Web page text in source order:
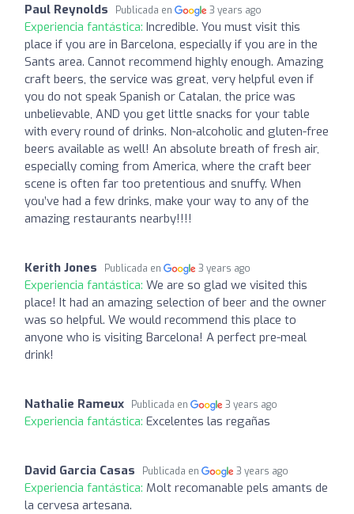
Paul Reynolds Publicada en 3 years ago
Experiencia fantástica: Incredible. You must visit this
place if you are in Barcelona, especially if you are in the
Sants area. Cannot recommend highly enough. Amazing
craft beers, the service was great, very helpful even if
you do not speak Spanish or Catalan, the price was
unbelievable, AND you get little snacks for your table
with every round of drinks. Non-alcoholic and gluten-free
beers available as well! An absolute breath of fresh air,
especially coming from America, where the craft beer
scene is often far too pretentious and snuffy. When
you’ve had a few drinks, make your way to any of the
amazing restaurants nearby!!!!
Kerith Jones Publicada en 3 years ago
Experiencia fantástica: We are so glad we visited this
place! It had an amazing selection of beer and the owner
was so helpful. We would recommend this place to
anyone who is visiting Barcelona! A perfect pre-meal
drink!
Nathalie Rameux Publicada en 3 years ago
Experiencia fantástica: Excelentes las regañas
David Garcia Casas Publicada en 3 years ago
Experiencia fantástica: Molt recomanable pels amants de
la cervesa artesana.